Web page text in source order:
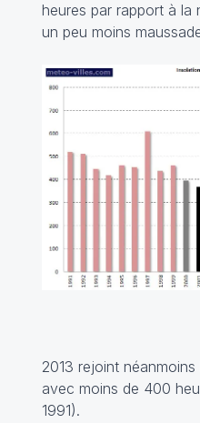
heures par rapport à la
un peu moins
2013 rejoint
avec moins de 400
1991).